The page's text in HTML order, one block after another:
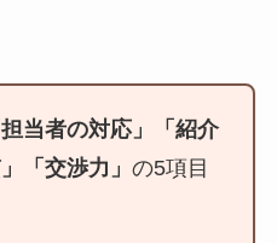
当者の対応」「紹介
「交渉力」 の5項目